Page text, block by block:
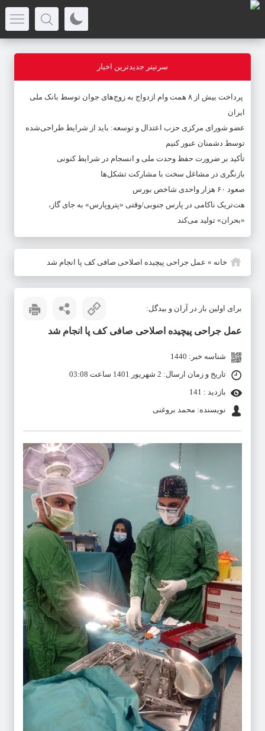
سرتیتر جدیدترین اخبار
پرداخت بیش از ۸ همت وام ازدواج به زوج‌های جوان توسط بانک ملی
ایران
عضو شورای مرکزی حزب اعتدال و توسعه: باید از شرایط طراحی‌شده
توسط دشمنان عبور کنیم
تأکید بر ضرورت حفظ وحدت ملی و انسجام در شرایط کنونی
بازنگری در مشاغل سخت با مشارکت تشکل‌ها
صعود ۶۰ هزار واحدی شاخص بورس
هت‌تریک ناکامی در پارس جنوبی/وقتی «پتروپارس» به جای گاز،
«بحران» تولید می‌کند
خانه » عمل جراحی پیچیده اصلاحی صافی کف پا انجام شد
برای اولین بار در آران و بیدگل:
عمل جراحی پیچیده اصلاحی صافی کف پا انجام شد
شناسه خبر: 1440
تاریخ و زمان ارسال: 2 شهریور 1401 ساعت 03:08
بازدید : 141
نویسنده: محمد بروغنی